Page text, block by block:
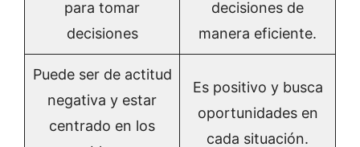
para tomar
decisiones
decisiones de
manera eficiente.
Puede ser de actitud
negativa y estar
centrado en los
Es positivo y busca
oportunidades en
cada situación.